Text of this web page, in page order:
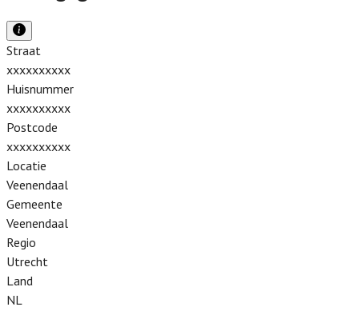
Straat
xxxxxxxxxx
Huisnummer
xxxxxxxxxx
Postcode
xxxxxxxxxx
Locatie
Veenendaal
Gemeente
Veenendaal
Regio
Utrecht
Land
NL